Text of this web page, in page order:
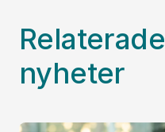
Relaterade
nyheter